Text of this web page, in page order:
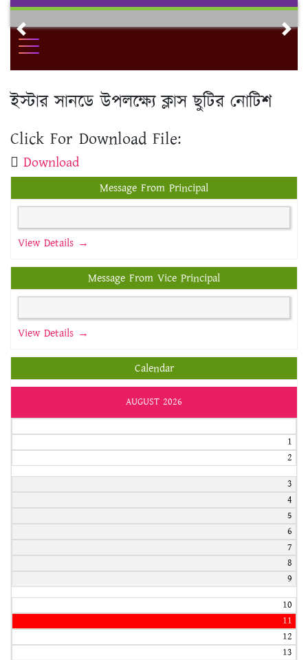
Skip
contentPrevious
ইস্টার সানডে উপলক্ষ্যে ক্লাস ছুটির নোটিশ
Click For Download File:
Download
Message From Principal
View Details →
Message From Vice Principal
View Details →
Calendar
AUGUST 2026
1
2
3
4
5
6
7
8
9
10
11
12
13